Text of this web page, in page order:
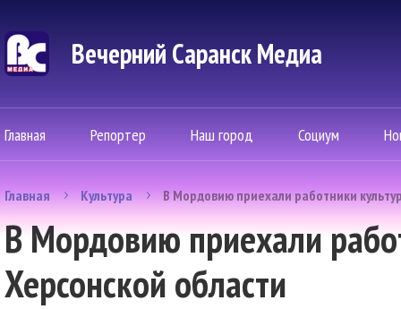
Вечерний Саранск Mедиа
Главная Репортер Наш город Социум
Главная Культура В Мордовию приехали работники
В Мордовию приехали
Херсонской области